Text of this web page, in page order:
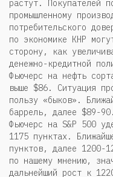
растут. Покупателей
промышленному
потребительского
по экономике КНР
сторону, как
денежно-кредитной
Фьючерс на нефть
выше $86. Ситуация
пользу «быков».
баррель, далее $89-
Фьючерс на S&P 500
1175 пунктах.
пунктов, далее 1200-
по нашему мнению,
дальнейший рост к